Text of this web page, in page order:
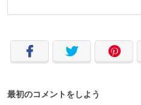
最初のコメントをしよう